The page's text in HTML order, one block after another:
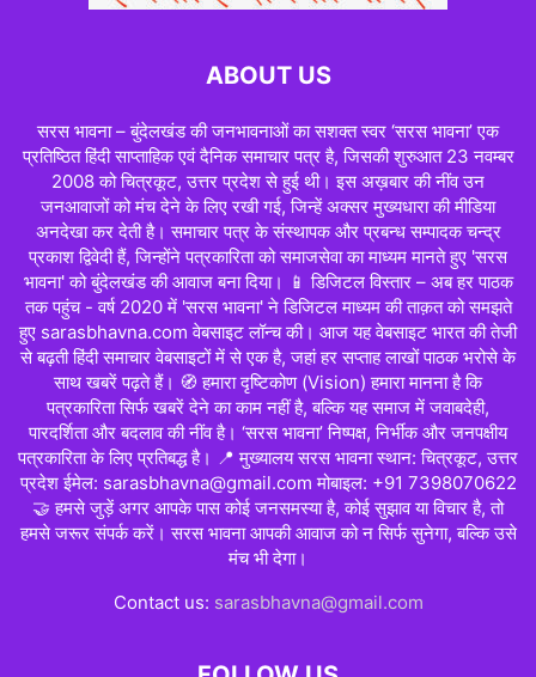
ABOUT US
सरस भावना – बुंदेलखंड की जनभावनाओं का सशक्त स्वर ‘सरस भावना’ एक
प्रतिष्ठित हिंदी साप्ताहिक एवं दैनिक समाचार पत्र है, जिसकी शुरुआत 23 नवम्बर
2008 को चित्रकूट, उत्तर प्रदेश से हुई थी। इस अख़बार की नींव उन
जनआवाजों को मंच देने के लिए रखी गई, जिन्हें अक्सर मुख्यधारा की मीडिया
अनदेखा कर देती है। समाचार पत्र के संस्थापक और प्रबन्ध सम्पादक चन्द्र
प्रकाश द्विवेदी हैं, जिन्होंने पत्रकारिता को समाजसेवा का माध्यम मानते हुए 'सरस
भावना' को बुंदेलखंड की आवाज बना दिया। 📱 डिजिटल विस्तार – अब हर पाठक
तक पहुंच - वर्ष 2020 में 'सरस भावना' ने डिजिटल माध्यम की ताक़त को समझते
हुए sarasbhavna.com वेबसाइट लॉन्च की। आज यह वेबसाइट भारत की तेजी
से बढ़ती हिंदी समाचार वेबसाइटों में से एक है, जहां हर सप्ताह लाखों पाठक भरोसे के
साथ खबरें पढ़ते हैं। 🧭 हमारा दृष्टिकोण (Vision) हमारा मानना है कि
पत्रकारिता सिर्फ खबरें देने का काम नहीं है, बल्कि यह समाज में जवाबदेही,
पारदर्शिता और बदलाव की नींव है। ‘सरस भावना’ निष्पक्ष, निर्भीक और जनपक्षीय
पत्रकारिता के लिए प्रतिबद्ध है। 📍 मुख्यालय सरस भावना स्थान: चित्रकूट, उत्तर
प्रदेश ईमेल: sarasbhavna@gmail.com मोबाइल: +91 7398070622
🤝 हमसे जुड़ें अगर आपके पास कोई जनसमस्या है, कोई सुझाव या विचार है, तो
हमसे जरूर संपर्क करें। सरस भावना आपकी आवाज को न सिर्फ सुनेगा, बल्कि उसे
मंच भी देगा।
Contact us: sarasbhavna@gmail.com